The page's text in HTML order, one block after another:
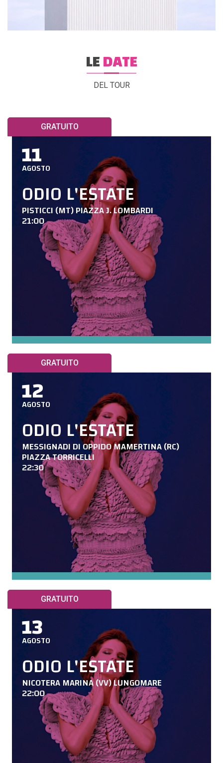
LEDATE
DEL TOUR
GRATUITO
11
AGOSTO
ODIO L'ESTATE
PISTICCI (MT) PIAZZA J. LOMBARDI
21:00
GRATUITO
12
AGOSTO
ODIO L'ESTATE
MESSIGNADI DI OPPIDO MAMERTINA (RC)
PIAZZA TORRICELLI
22:30
GRATUITO
13
AGOSTO
ODIO L'ESTATE
NICOTERA MARINA (VV) LUNGOMARE
22:00